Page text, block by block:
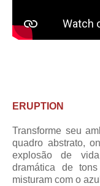
ERUPTION
Transforme seu
quadro abstrato,
explosão de
dramática de
misturam com o